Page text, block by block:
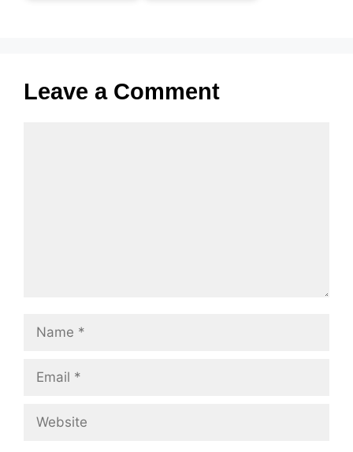
Leave a Comment
Name
Email
Website